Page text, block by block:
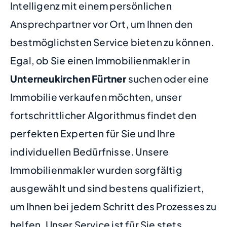
Intelligenz mit einem persönlichen
Ansprechpartner vor Ort, um Ihnen den
bestmöglichsten Service bieten zu können.
Egal, ob Sie einen Immobilienmakler in
Unterneukirchen Fürtnersuchen oder eine
Immobilie verkaufen möchten, unser
fortschrittlicher Algorithmus findet den
perfekten Experten für Sie und Ihre
individuellen Bedürfnisse. Unsere
Immobilienmakler wurden sorgfältig
ausgewählt und sind bestens qualifiziert,
um Ihnen bei jedem Schritt des Prozesses zu
helfen. Unser Service ist für Sie stets